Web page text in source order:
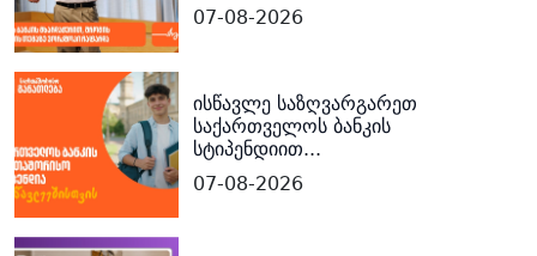
07-08-2026
ისწავლე საზღვარგარეთ
საქართველოს ბანკის
სტიპენდიით...
07-08-2026